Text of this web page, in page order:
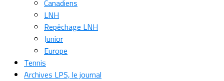
Canadiens
LNH
Repêchage LNH
Junior
Europe
Tennis
Archives LPS, le journal